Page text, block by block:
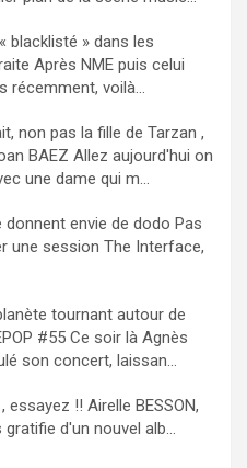
blacklisté » dans les
Après NME puis celui
récemment, voilà...
non pas la fille de Tarzan ,
BAEZ Allez aujourd'hui on
une dame qui m...
donnent envie de dodo Pas
une session The Interface,
tournant autour de
#55 Ce soir là Agnès
son concert, laissan...
essayez !! Airelle BESSON,
d'un nouvel alb...